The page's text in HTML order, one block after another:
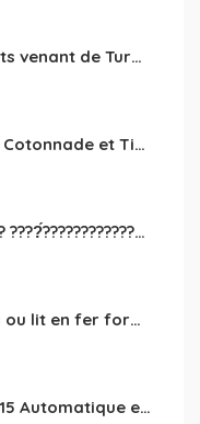
Armoires 3 battants venant de Turquie disponibles
Patch Voile Brodé Cotonnade et Tinu Minu de l’Inde ???????? ????
???????????????????? ????́???????????????????????????????????????? à vendre
Des lit superposés ou lit en fer forgé grande classes disponible
*Kia K7* *Année 2015 Automatique essence ⛽️ 4 cylindres 2.0